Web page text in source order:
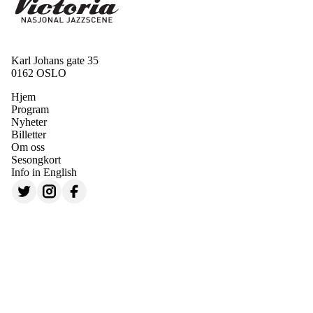
Karl Johans gate 35
0162 OSLO
Hjem
Program
Nyheter
Billetter
Om oss
Sesongkort
Info in English